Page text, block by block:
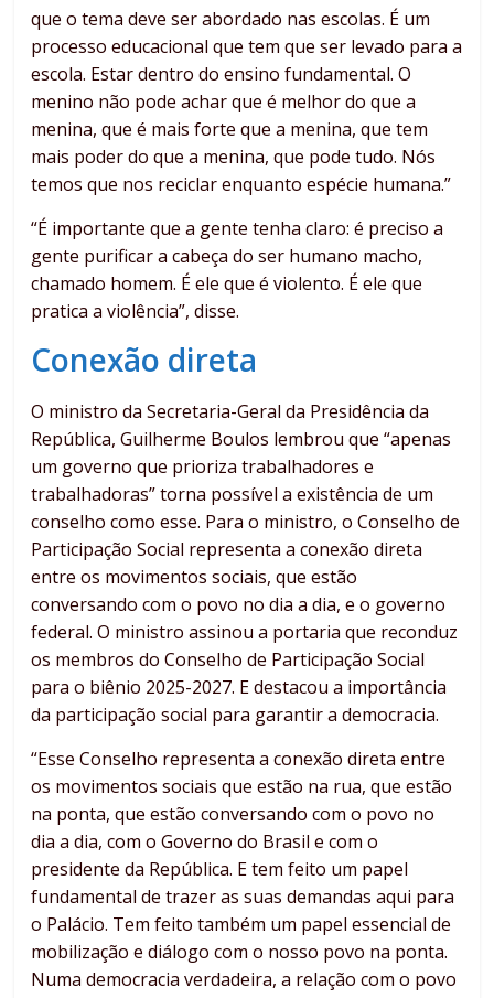
que o tema deve ser abordado nas escolas. É um
processo educacional que tem que ser levado para a
escola. Estar dentro do ensino fundamental. O
menino não pode achar que é melhor do que a
menina, que é mais forte que a menina, que tem
mais poder do que a menina, que pode tudo. Nós
temos que nos reciclar enquanto espécie humana.”
“É importante que a gente tenha claro: é preciso a
gente purificar a cabeça do ser humano macho,
chamado homem. É ele que é violento. É ele que
pratica a violência”, disse.
Conexão direta
O ministro da Secretaria-Geral da Presidência da
República, Guilherme Boulos lembrou que “apenas
um governo que prioriza trabalhadores e
trabalhadoras” torna possível a existência de um
conselho como esse. Para o ministro, o Conselho de
Participação Social representa a conexão direta
entre os movimentos sociais, que estão
conversando com o povo no dia a dia, e o governo
federal. O ministro assinou a portaria que reconduz
os membros do Conselho de Participação Social
para o biênio 2025-2027. E destacou a importância
da participação social para garantir a democracia.
“Esse Conselho representa a conexão direta entre
os movimentos sociais que estão na rua, que estão
na ponta, que estão conversando com o povo no
dia a dia, com o Governo do Brasil e com o
presidente da República. E tem feito um papel
fundamental de trazer as suas demandas aqui para
o Palácio. Tem feito também um papel essencial de
mobilização e diálogo com o nosso povo na ponta.
Numa democracia verdadeira, a relação com o povo